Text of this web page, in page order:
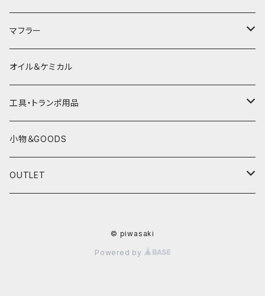
プロテクター＆小物
電熱ウェア
インナーウェア
グローブ
パーツ&小物
HONDA
YAMAHA
SUZUKI
KAWASAKI
外装パーツ
マフラー
HONDA
YAMAHA
SUZUKI
KAWASAKI
オイル＆ケミカル
工具・トランポ用品
充電器
小物＆GOODS
OUTLET
© piwasaki
Powered by